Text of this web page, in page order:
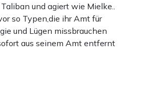
und agiert wie Mielke..
so Typen,die ihr Amt für
und Lügen missbrauchen
aus seinem Amt entfernt